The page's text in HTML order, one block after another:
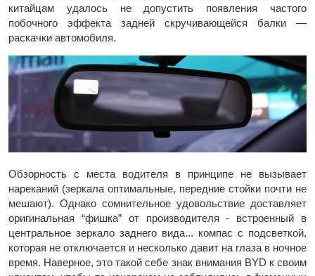
китайцам удалось не допустить появления частого
побочного эффекта задней скручивающейся балки —
раскачки автомобиля.
Обзорность с места водителя в принципе не вызывает
нареканий (зеркала оптимальные, передние стойки почти не
мешают). Однако сомнительное удовольствие доставляет
оригинальная “фишка” от производителя - встроенный в
центральное зеркало заднего вида... компас с подсветкой,
которая не отключается и несколько давит на глаза в ночное
время. Наверное, это такой себе знак внимания BYD к своим